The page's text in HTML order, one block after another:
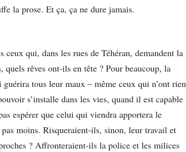
la prose. Et ça, ça ne dure jamais.
ceux qui, dans les rues de Téhéran, demandent la
rêves ont-ils en tête ? Pour beaucoup, la
tous leur maux – même ceux qui n’ont rien
s’installe dans les vies, quand il est capable
espérer que celui qui viendra apportera le
moins. Risqueraient-ils, sinon, leur travail et
? Affronteraient-ils la police et les milices